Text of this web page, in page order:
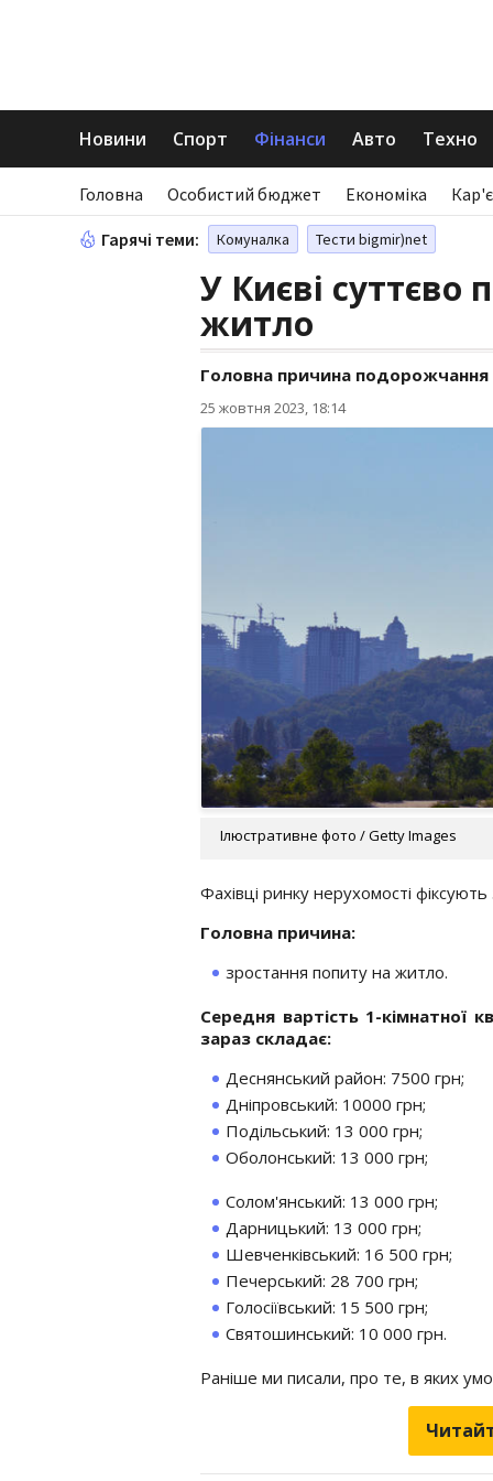
Новини Спорт Фінанси Авто Техно
Головна Особистий бюджет Економіка
Гарячі теми: Комуналка Тести bigmir)net
У Києві суттєво
житло
Головна причина подорожчання
25 жовтня 2023, 18:14
Ілюстративне фото / Getty Images
Фахівці ринку нерухомості
Головна причина:
зростання попиту на житло.
Середня вартість 1-кімнатної
зараз складає:
Деснянський район: 7500 грн;
Дніпровський: 10000 грн;
Подільський: 13 000 грн;
Оболонський: 13 000 грн;
Солом'янський: 13 000 грн;
Дарницький: 13 000 грн;
Шевченківський: 16 500 грн;
Печерський: 28 700 грн;
Голосіївський: 15 500 грн;
Святошинський: 10 000 грн.
Раніше ми писали, про те, в яких